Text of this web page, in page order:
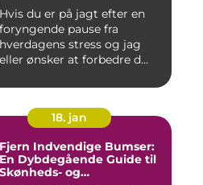
Hvis du er på jagt efter en
foryngende pause fra
hverdagens stress og jag
eller ønsker at forbedre d...
18. jan
Fjern Indvendige Bumser:
En Dybdegående Guide til
Skønheds- og